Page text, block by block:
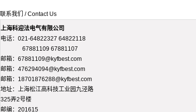
联系我们 / Contact Us
上海科迎法电气有限公司
电话：021-64822327 64822118
67881109 67881107
邮箱：67881109@kyfbest.com
邮箱：476294094@kyfbest.com
邮箱：18701876288@kyfbest.com
地址：上海松江高科技工业园九泾路
325弄2号楼
邮编：201615